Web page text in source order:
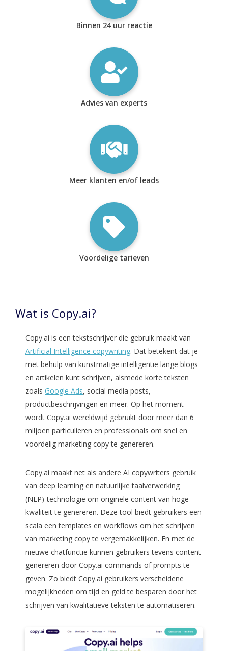
Binnen 24 uur reactie
Advies van experts
Meer klanten en/of leads
Voordelige tarieven
Wat is Copy.ai?
Copy.ai is een tekstschrijver die gebruik maakt van
Artificial Intelligence copywriting. Dat betekent dat je
met behulp van kunstmatige intelligentie lange blogs
en artikelen kunt schrijven, alsmede korte teksten
zoals Google Ads, social media posts,
productbeschrijvingen en meer. Op het moment
wordt Copy.ai wereldwijd gebruikt door meer dan 6
miljoen particulieren en professionals om snel en
voordelig marketing copy te genereren.
Copy.ai maakt net als andere AI copywriters gebruik
van deep learning en natuurlijke taalverwerking
(NLP)-technologie om originele content van hoge
kwaliteit te genereren. Deze tool biedt gebruikers een
scala een templates en workflows om het schrijven
van marketing copy te vergemakkelijken. En met de
nieuwe chatfunctie kunnen gebruikers tevens content
genereren door Copy.ai commands of prompts te
geven. Zo biedt Copy.ai gebruikers verscheidene
mogelijkheden om tijd en geld te besparen door het
schrijven van kwalitatieve teksten te automatiseren.